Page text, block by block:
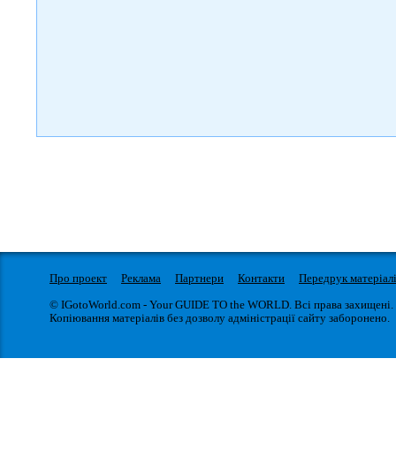
Про проект Реклама Партнери Контакти
Передрук
© IGotoWorld.com - Your GUIDE TO the WORLD. Всі права захищені.
Копіювання матеріалів без дозволу адміністрації сайту заборонено.